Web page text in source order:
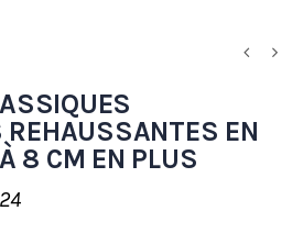
EN
8 CM EN PLUS